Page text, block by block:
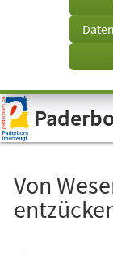
Visuelle
Assistenzsoftware
öffnen.
Von